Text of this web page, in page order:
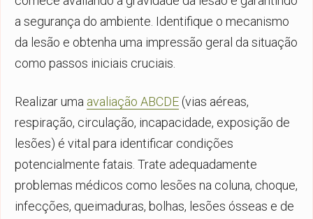
a segurança do ambiente. Identifique o mecanismo
da lesão e obtenha uma impressão geral da situação
como passos iniciais cruciais.
Realizar uma avaliação ABCDE (vias aéreas,
respiração, circulação, incapacidade, exposição de
lesões) é vital para identificar condições
potencialmente fatais. Trate adequadamente
problemas médicos como lesões na coluna, choque,
infecções, queimaduras, bolhas, lesões ósseas e de